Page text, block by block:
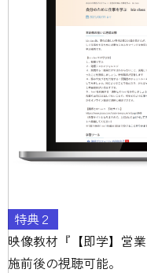
特典２
映像教材『【即学】営
施前後の視聴可能。